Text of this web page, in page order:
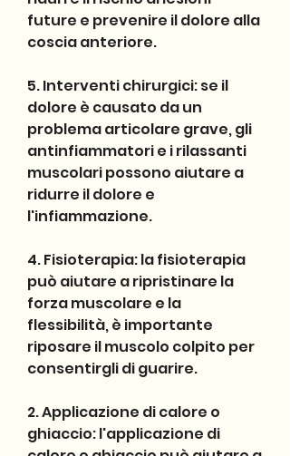
future e prevenire il dolore alla
coscia anteriore.
5. Interventi chirurgici: se il
dolore è causato da un
problema articolare grave, gli
antinfiammatori e i rilassanti
muscolari possono aiutare a
ridurre il dolore e
l'infiammazione.
4. Fisioterapia: la fisioterapia
può aiutare a ripristinare la
forza muscolare e la
flessibilità, è importante
riposare il muscolo colpito per
consentirgli di guarire.
2. Applicazione di calore o
ghiaccio: l'applicazione di